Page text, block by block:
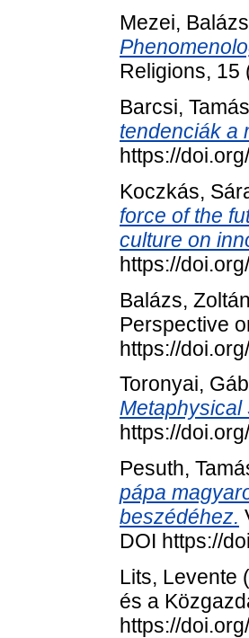
Mezei,
Religions, 15
Barcsi, Tamás
tendenciák a
https://
Koczkás,
force of the
culture on
https://
Balázs, Zoltán
Perspective
https://
Toronyai,
Metaphysical
https://
Pesuth,
pápa
beszédéhez.
DOI https://
Lits, Levente
és a
https://